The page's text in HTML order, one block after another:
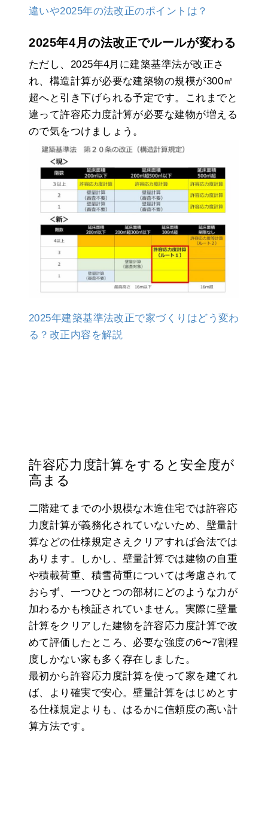
違いや2025年の法改正のポイントは？
2025年4月の法改正でルールが変わる
ただし、2025年4月に建築基準法が改正さ
れ、構造計算が必要な建築物の規模が300㎡
超へと引き下げられる予定です。これまでと
違って許容応力度計算が必要な建物が増える
ので気をつけましょう。
2025年建築基準法改正で家づくりはどう変わ
る？改正内容を解説
許容応力度計算をすると安全度が
高まる
二階建てまでの小規模な木造住宅では許容応
力度計算が義務化されていないため、壁量計
算などの仕様規定さえクリアすれば合法では
あります。しかし、壁量計算では建物の自重
や積載荷重、積雪荷重については考慮されて
おらず、一つひとつの部材にどのような力が
加わるかも検証されていません。実際に壁量
計算をクリアした建物を許容応力度計算で改
めて評価したところ、必要な強度の6〜7割程
度しかない家も多く存在しました。
最初から許容応力度計算を使って家を建てれ
ば、より確実で安心。壁量計算をはじめとす
る仕様規定よりも、はるかに信頼度の高い計
算方法です。